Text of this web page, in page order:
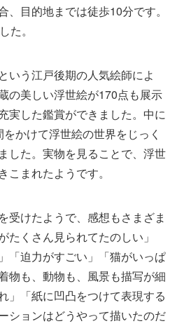
、目的地までは徒歩10分です。
た。
いう江戸後期の人気絵師によ
の美しい浮世絵が170点も展示
実した鑑賞ができました。中に
かけて浮世絵の世界をじっく
した。実物を見ることで、浮世
こまれたようです。
受けたようで、感想もさまざま
たくさん見られてたのしい」
「迫力がすごい」「猫がいっぱ
物も、動物も、風景も描写が細
」「紙に凹凸をつけて表現する
ションはどうやって描いたのだ